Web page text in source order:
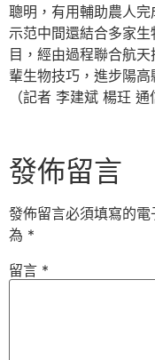
聰明，有用輔助農人
示范中間還結合多家
目，經由過程聯合航
輩生物技巧，進步陽
（記者 李建斌 楊玨
發佈留言
發佈留言必須填寫的電
為 *
留言 *